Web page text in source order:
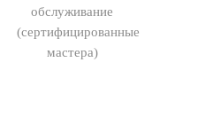
обслуживание
(сертифицированные
мастера)